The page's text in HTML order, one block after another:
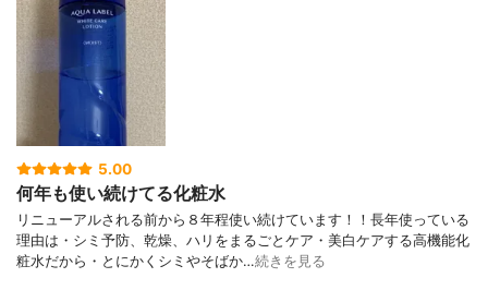
5.00
何年も使い続けてる化粧水
リニューアルされる前から８年程使い続けています！！長年使っている
理由は・シミ予防、乾燥、ハリをまるごとケア・美白ケアする高機能化
粧水だから・とにかくシミやそばか…続きを見る